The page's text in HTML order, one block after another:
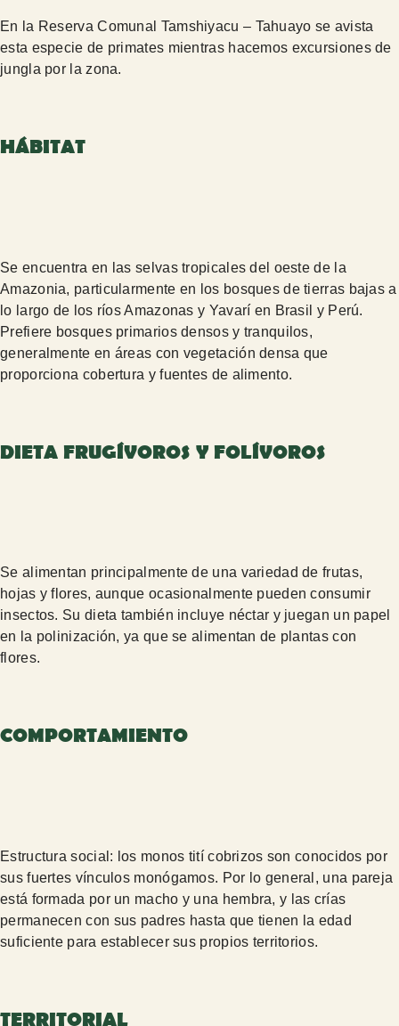
En la Reserva Comunal Tamshiyacu – Tahuayo se avista
esta especie de primates mientras hacemos excursiones de
jungla por la zona.
HÁBITAT
Se encuentra en las selvas tropicales del oeste de la
Amazonia, particularmente en los bosques de tierras bajas a
lo largo de los ríos Amazonas y Yavarí en Brasil y Perú.
Prefiere bosques primarios densos y tranquilos,
generalmente en áreas con vegetación densa que
proporciona cobertura y fuentes de alimento.
DIETA FRUGÍVOROS Y FOLÍVOROS
Se alimentan principalmente de una variedad de frutas,
hojas y flores, aunque ocasionalmente pueden consumir
insectos. Su dieta también incluye néctar y juegan un papel
en la polinización, ya que se alimentan de plantas con
flores.
COMPORTAMIENTO
Estructura social: los monos tití cobrizos son conocidos por
sus fuertes vínculos monógamos. Por lo general, una pareja
está formada por un macho y una hembra, y las crías
permanecen con sus padres hasta que tienen la edad
suficiente para establecer sus propios territorios.
TERRITORIAL